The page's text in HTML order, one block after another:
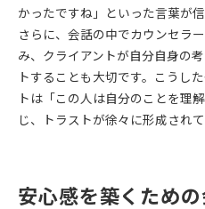
かったですね」といった言葉が信
さらに、会話の中でカウンセラ
み、クライアントが自分自身の
トすることも大切です。こうし
トは「この人は自分のことを理
じ、トラストが徐々に形成されて
安心感を築くため